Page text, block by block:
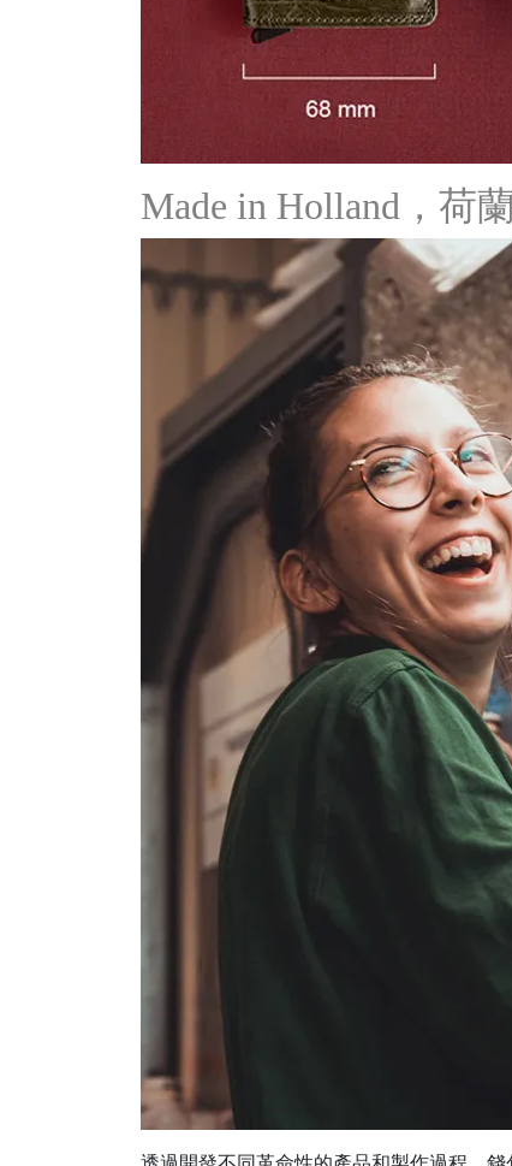
Made in Holland，荷